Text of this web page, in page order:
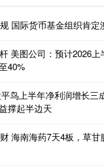
国际货币基金组织肯定
美图公司：预计2026
40%
鸟上半年净利润增长三
撑起半边天
海南海药7天4板，草